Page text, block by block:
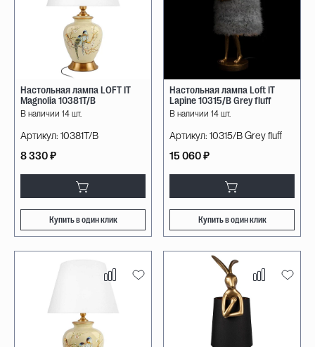
Настольная лампа LOFT IT
Magnolia 10381T/B
В наличии 14 шт.
Артикул: 10381T/B
8 330 ₽
Купить в один клик
Настольная лампа Loft IT
Lapine 10315/B Grey fluff
В наличии 14 шт.
Артикул: 10315/B Grey fluff
15 060 ₽
Купить в один клик